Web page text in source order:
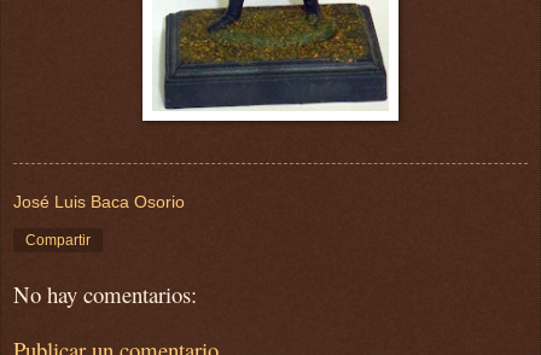
José Luis Baca Osorio
Compartir
No hay comentarios: